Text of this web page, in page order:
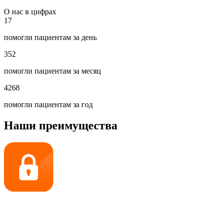
О нас в цифрах
17
помогли пациентам за день
352
помогли пациентам за месяц
4268
помогли пациентам за год
Наши преимущества